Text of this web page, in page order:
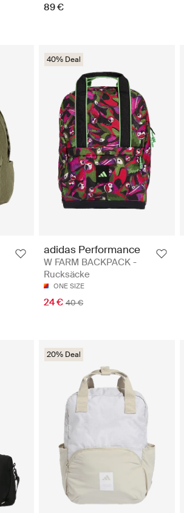
89 €
40% Deal
adidas Performance
W FARM BACKPACK -
Rucksäcke
ONE SIZE
24 € 40 €
20% Deal